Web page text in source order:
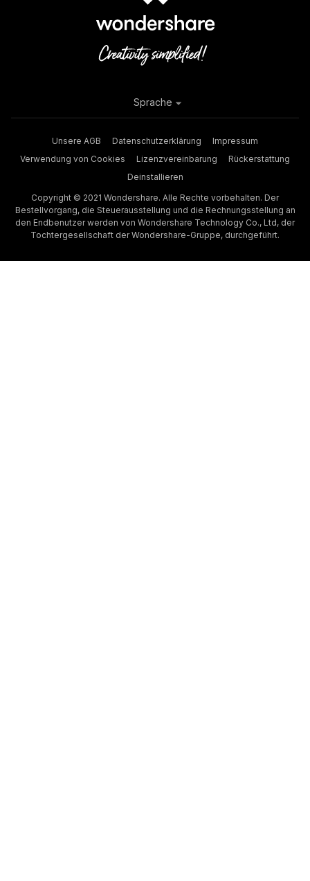
Unsere AGB Datenschutzerklärung
Impressum
Verwendung von Cookies
Lizenzvereinbarung
Rückerstattung
Deinstallieren
Copyright © 2021 Wondershare. Alle Rechte vorbehalten. Der
Bestellvorgang, die Steuerausstellung und die Rechnungsstellung an
den Endbenutzer werden von Wondershare Technology Co., Ltd, der
Tochtergesellschaft der Wondershare-Gruppe, durchgeführt.
Sprache